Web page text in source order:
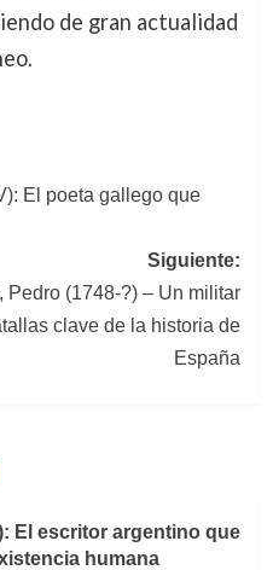
de gran actualidad
El poeta gallego que
Siguiente:
Pedro (1748-?) – Un militar
clave de la historia de
España
El escritor argentino que
humana